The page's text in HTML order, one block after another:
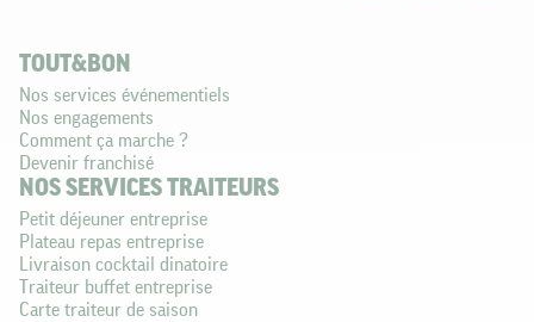
TOUT&BON
Nos services événementiels
Nos engagements
Comment ça marche ?
Devenir franchisé
NOS SERVICES TRAITEURS
Petit déjeuner entreprise
Plateau repas entreprise
Livraison cocktail dinatoire
Traiteur buffet entreprise
Carte traiteur de saison